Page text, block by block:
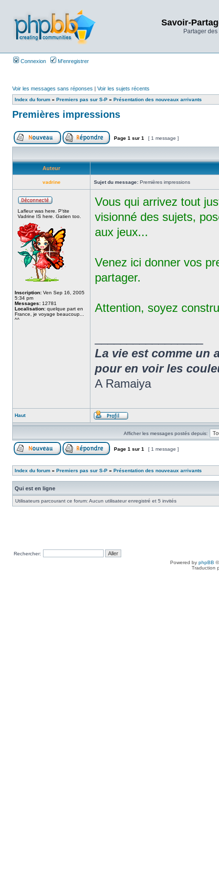
Savoir-
Partager
Connexion M’enregistrer
Voir les messages sans réponses | Voir les sujets récents
Index du forum » Premiers pas sur S-P » Présentation des nouveaux arrivants
Premières impressions
Page 1 sur 1 [ 1 message ]
Auteur
vadrine Sujet du message: Premières impressions
Lafleur was here. P'tite
Vadrine IS here. Gatien too.
Inscription: Ven Sep 16, 2005
5:34 pm
Messages: 12781
Localisation: quelque part en
France, je voyage beaucoup...
^^
Vous qui arrivez tout
visionné des sujets,
aux jeux...
Venez ici donner vos
partager.
Attention, soyez
La vie est comme un
pour en voir les
A Ramaiya
Haut
Afficher les messages postés depuis:
Page 1 sur 1 [ 1 message ]
Index du forum » Premiers pas sur S-P » Présentation des nouveaux arrivants
Qui est en ligne
Utilisateurs parcourant ce forum: Aucun utilisateur enregistré et 5 invités
Rechercher:
Powered by phpBB
Traduction